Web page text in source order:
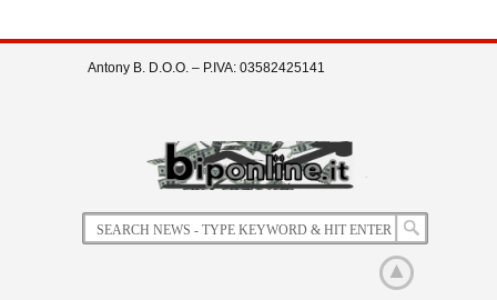
Antony B. D.O.O. – P.IVA: 03582425141